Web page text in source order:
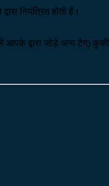
नियंत्रित होती हैं।
आपके द्वारा जोड़े अन्य टैग)